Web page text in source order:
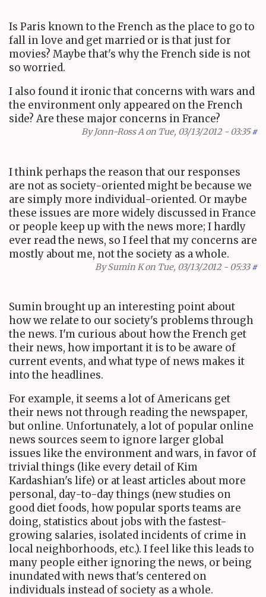
Is Paris known to the French as the place to go to
fall in love and get married or is that just for
movies? Maybe that's why the French side is not
so worried.
I also found it ironic that concerns with wars and
the environment only appeared on the French
side? Are these major concerns in France?
ByJonn-Ross Aon Tue, 03/13/2012 - 03:35 #
I think perhaps the reason that our responses
are not as society-oriented might be because we
are simply more individual-oriented. Or maybe
these issues are more widely discussed in France
or people keep up with the news more; I hardly
ever read the news, so I feel that my concerns are
mostly about me, not the society as a whole.
BySumin Kon Tue, 03/13/2012 - 05:33 #
Sumin brought up an interesting point about
how we relate to our society's problems through
the news. I'm curious about how the French get
their news, how important it is to be aware of
current events, and what type of news makes it
into the headlines.
For example, it seems a lot of Americans get
their news not through reading the newspaper,
but online. Unfortunately, a lot of popular online
news sources seem to ignore larger global
issues like the environment and wars, in favor of
trivial things (like every detail of Kim
Kardashian's life) or at least articles about more
personal, day-to-day things (new studies on
good diet foods, how popular sports teams are
doing, statistics about jobs with the fastest-
growing salaries, isolated incidents of crime in
local neighborhoods, etc.). I feel like this leads to
many people either ignoring the news, or being
inundated with news that's centered on
individuals instead of society as a whole.